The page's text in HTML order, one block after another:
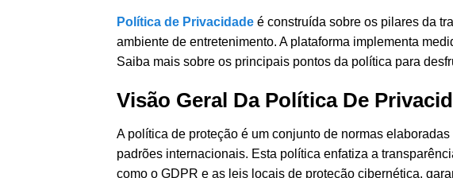
Política de Privacidade é construída sobre os pilares da
ambiente de entretenimento. A plataforma implementa
Saiba mais sobre os principais pontos da política para
Visão Geral Da Política De
A política de proteção é um conjunto de normas
padrões internacionais. Esta política enfatiza a
como o GDPR e as leis locais de proteção cibernética,